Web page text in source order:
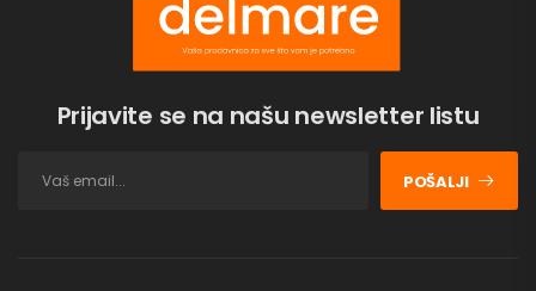
Prijavite se na našu newsletter listu
POŠALJI